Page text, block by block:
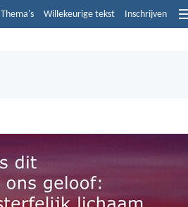
Thema's Willekeurige tekst Inschrijven